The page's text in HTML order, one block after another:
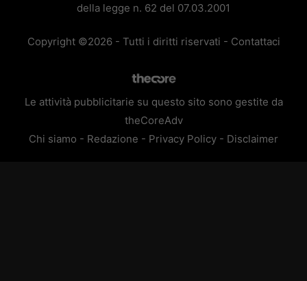
della legge n. 62 del 07.03.2001
Copyright ©2026 - Tutti i diritti riservati - Contattaci
Le attività pubblicitarie su questo sito sono gestite da
theCoreAdv
Chi siamo - Redazione - Privacy Policy - Disclaimer